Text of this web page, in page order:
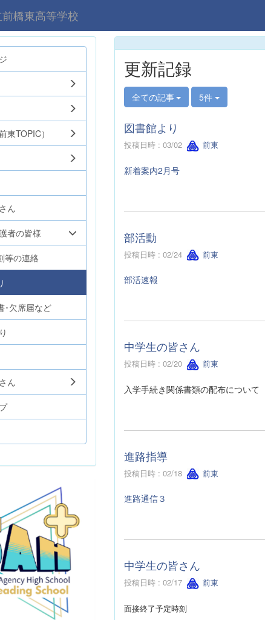
橋東高等学校
更新記録
全ての記事 5件
図書館より
投稿日時 : 03/02 前東
新着案内2月号
部活動
投稿日時 : 02/24 前東
部活速報
中学生の皆さん
投稿日時 : 02/20 前東
入学手続き関係書類の配布について
進路指導
投稿日時 : 02/18 前東
進路通信３
中学生の皆さん
投稿日時 : 02/17 前東
面接終了予定時刻
東TOPIC）
ん
者の皆様
等の連絡
･欠席届など
ん